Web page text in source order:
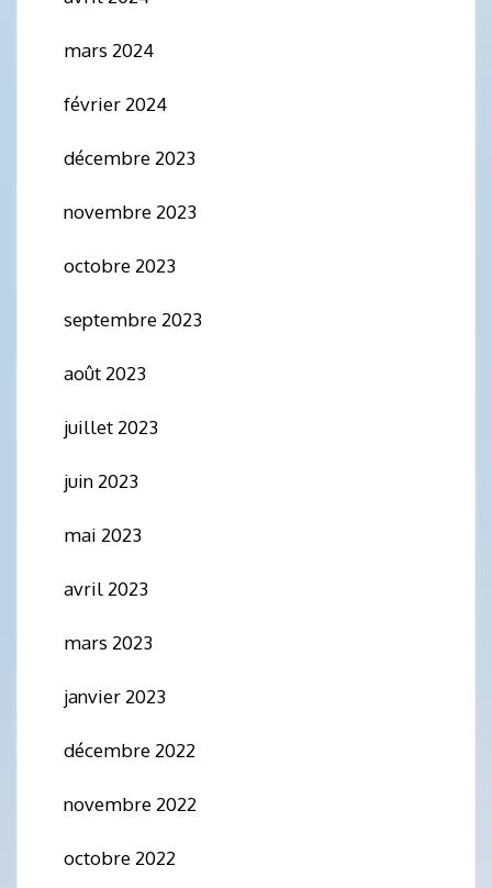
mars 2024
février 2024
décembre 2023
novembre 2023
octobre 2023
septembre 2023
août 2023
juillet 2023
juin 2023
mai 2023
avril 2023
mars 2023
janvier 2023
décembre 2022
novembre 2022
octobre 2022